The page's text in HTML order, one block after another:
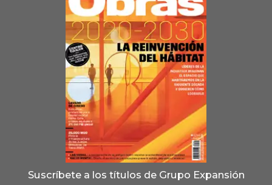
Suscríbete a los títulos de Grupo Expansión